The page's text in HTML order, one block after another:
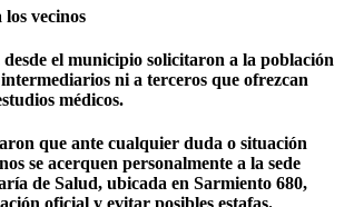
los vecinos
el municipio solicitaron a la población
ni a terceros que ofrezcan
médicos.
que ante cualquier duda o situación
se acerquen personalmente a la sede
de Salud, ubicada en Sarmiento 680,